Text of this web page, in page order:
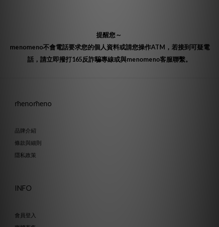
提醒您～
menomeno不會電話要求您的個人資料或請您操作ATM，若接到可疑電
話，請立即撥打165反詐騙專線或與menomeno客服聯繫。
m̄enom̄eno
品牌介紹
條款與細則
隱私政策
INFO
會員登入